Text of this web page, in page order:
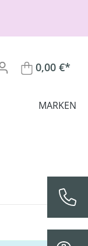
0,00 €*
MARKEN